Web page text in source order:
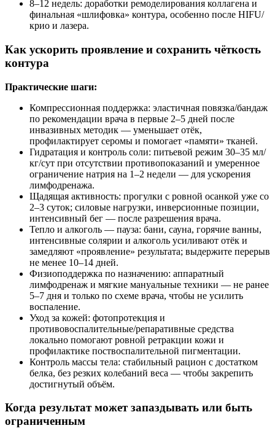
8–12 недель: доработки ремоделирования коллагена и
финальная «шлифовка» контура, особенно после HIFU/
крио и лазера.
Как ускорить проявление и сохранить чёткость
контура
Практические шаги:
Компрессионная поддержка: эластичная повязка/бандаж
по рекомендации врача в первые 2–5 дней после
инвазивных методик — уменьшает отёк,
профилактирует серомы и помогает «памяти» тканей.
Гидратация и контроль соли: питьевой режим 30–35 мл/
кг/сут при отсутствии противопоказаний и умеренное
ограничение натрия на 1–2 недели — для ускорения
лимфодренажа.
Щадящая активность: прогулки с ровной осанкой уже со
2–3 суток; силовые нагрузки, инверсионные позиции,
интенсивный бег — после разрешения врача.
Тепло и алкоголь — пауза: бани, сауна, горячие ванны,
интенсивные солярии и алкоголь усиливают отёк и
замедляют «проявление» результата; выдержите перерыв
не менее 10–14 дней.
Физиоподдержка по назначению: аппаратный
лимфодренаж и мягкие мануальные техники — не ранее
5–7 дня и только по схеме врача, чтобы не усилить
воспаление.
Уход за кожей: фотопротекция и
противовоспалительные/репаративные средства
локально помогают ровной ретракции кожи и
профилактике поствоспалительной пигментации.
Контроль массы тела: стабильный рацион с достатком
белка, без резких колебаний веса — чтобы закрепить
достигнутый объём.
Когда результат может запаздывать или быть
ограниченным